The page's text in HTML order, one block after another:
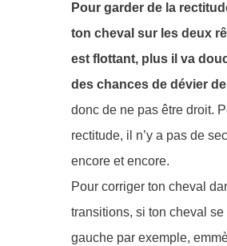
Pour garder de la
ton cheval sur les deux
est flottant, plus il va
des chances de dévier
donc de ne pas être droit.
rectitude, il n’y a pas de
encore et encore.
Pour corriger ton cheval
transitions, si ton cheval
gauche par exemple,